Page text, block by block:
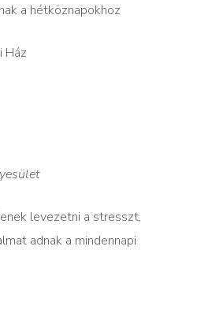
a hétköznapokhoz
Ház
levezetni a stresszt,
adnak a mindennapi